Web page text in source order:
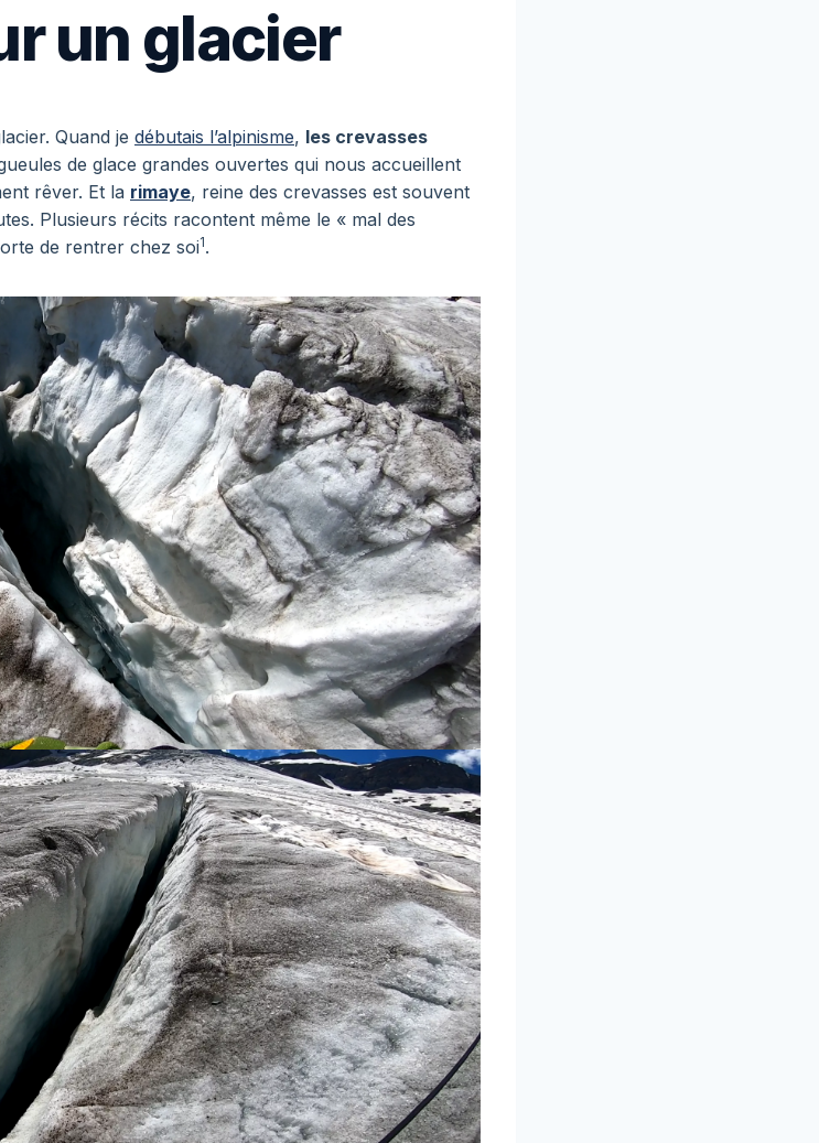
un glacier
Quand je débutais l’alpinisme, les crevasses
de glace grandes ouvertes qui nous accueillent
rêver. Et la rimaye, reine des crevasses est souvent
Plusieurs récits racontent même le « mal des
de rentrer chez soi1.